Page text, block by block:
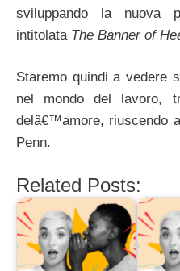
sviluppando la nuova
intitolata The Banner of
Staremo quindi a vedere
nel mondo del lavoro,
delâ€™amore, riuscendo
Penn.
Related Posts: